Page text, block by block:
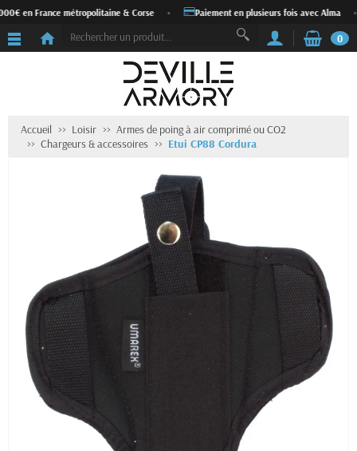
en France métropolitaine & Corse Paiement en plusieurs fois avec Alma
0
Accueil Loisir
Armes de poing à air comprimé ou CO2
Chargeurs & accessoires
Etui CP88 Cordura